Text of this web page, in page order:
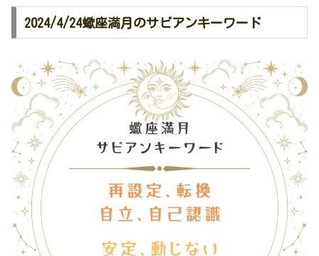
2024/4/24蠍座満月のサビアンキーワード